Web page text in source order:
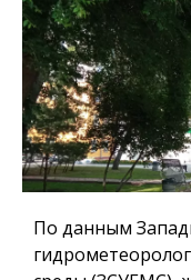
По данным